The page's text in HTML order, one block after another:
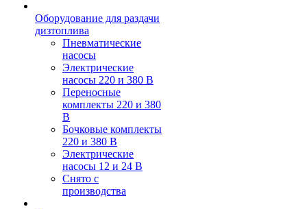
Оборудование для раздачи
дизтоплива
Пневматические
насосы
Электрические
насосы 220 и 380 В
Переносные
комплекты 220 и 380
В
Бочковые комплекты
220 и 380 В
Электрические
насосы 12 и 24 В
Снято с
производства